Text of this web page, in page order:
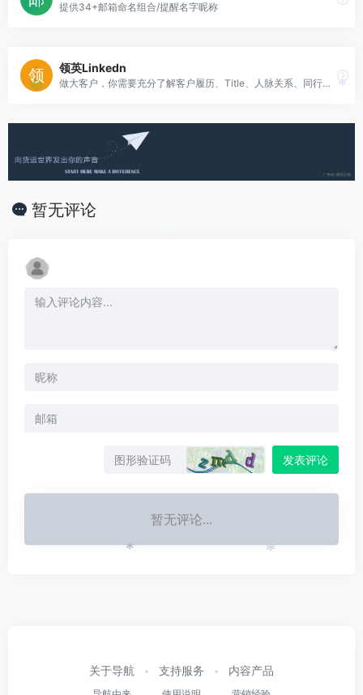
提供34+邮箱命名组合/提醒名字昵称
领英Linkedn
做大客户，你需要充分了解客户履历、Title、人脉关系、同行竞争对手等，千万别只是用领英求职
暂无评论
发表评论
暂无评论...
关于导航 支持服务 内容产品